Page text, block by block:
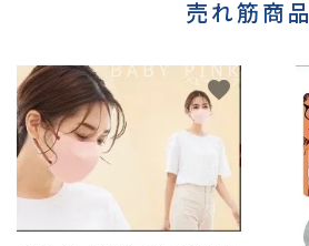
売れ筋商品
favorite